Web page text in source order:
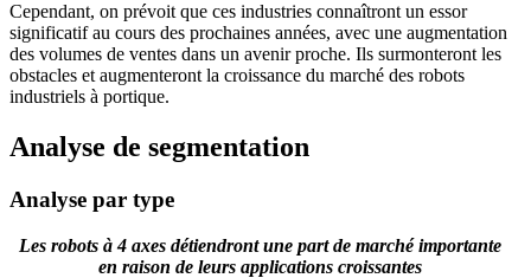
Cependant, on prévoit que ces industries connaîtront un essor
significatif au cours des prochaines années, avec une augmentation
des volumes de ventes dans un avenir proche. Ils surmonteront les
obstacles et augmenteront la croissance du marché des robots
industriels à portique.
Analyse de segmentation
Analyse par type
Les robots à 4 axes détiendront une part de marché importante
en raison de leurs applications croissantes